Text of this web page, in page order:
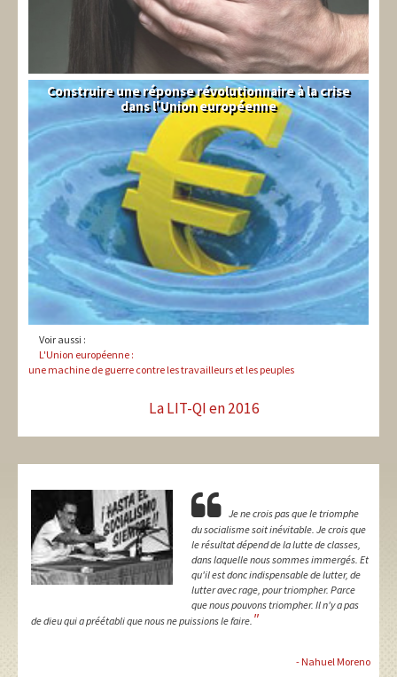
Syndical
Construire une réponse révolutionnaire à la crise
dans l'Union européenne
Voir aussi :
L'Union européenne :
une machine de guerre contre les travailleurs et les peuples
La LIT-QI en 2016
Je ne crois pas que le triomphe
du socialisme soit inévitable. Je crois que
le résultat dépend de la lutte de classes,
dans laquelle nous sommes immergés. Et
qu'il est donc indispensable de lutter, de
lutter avec rage, pour triompher. Parce
que nous pouvons triompher. Il n'y a pas
de dieu qui a préétabli que nous ne puissions le faire. "
- Nahuel Moreno